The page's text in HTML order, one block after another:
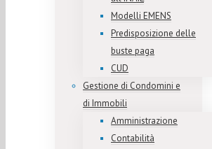
Modelli EMENS
Predisposizione delle
buste paga
CUD
Gestione di Condomini e
di Immobili
Amministrazione
Contabilità